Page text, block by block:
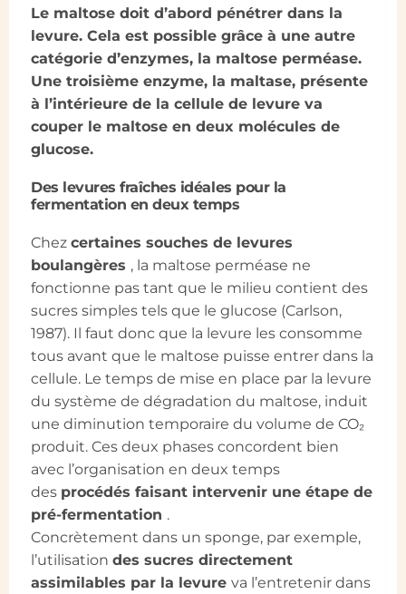
Le maltose doit d’abord pénétrer dans la
levure. Cela est possible grâce à une autre
catégorie d’enzymes, la maltose perméase.
Une troisième enzyme, la maltase, présente
à l’intérieure de la cellule de levure va
couper le maltose en deux molécules de
glucose.
Des levures fraîches idéales pour la
fermentation en deux temps
Chez certaines souches de levures
boulangères , la maltose perméase ne
fonctionne pas tant que le milieu contient des
sucres simples tels que le glucose (Carlson,
1987). Il faut donc que la levure les consomme
tous avant que le maltose puisse entrer dans la
cellule. Le temps de mise en place par la levure
du système de dégradation du maltose, induit
une diminution temporaire du volume de CO₂
produit. Ces deux phases concordent bien
avec l’organisation en deux temps
des procédés faisant intervenir une étape de
pré-fermentation .
Concrètement dans un sponge, par exemple,
l’utilisation des sucres directement
assimilables par la levure va l’entretenir dans